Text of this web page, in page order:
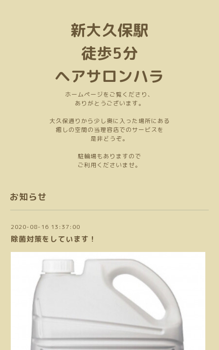
新大久保駅
徒歩5分
ヘアサロンハラ
ホームページをご覧くださり、
ありがとうございます。
大久保通りから少し奥に入った場所にある
癒しの空間の当理容店でのサービスを
是非どうぞ。
駐輪場もありますので
ご利用くださいませ。
お知らせ
2020-08-16 13:37:00
除菌対策をしています！